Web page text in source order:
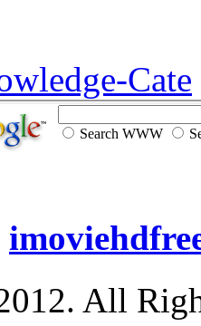
Cate
Search WWW
All